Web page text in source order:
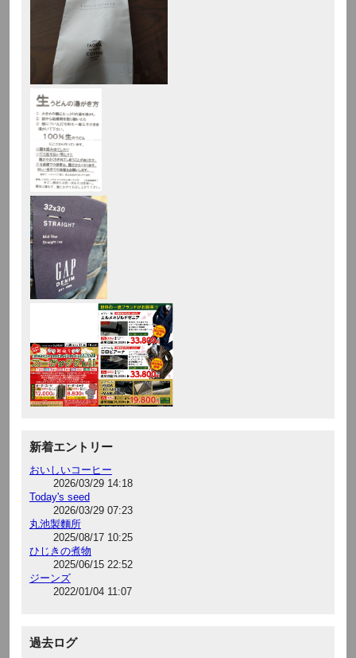
新着エントリー
おいしいコーヒー
2026/03/29 14:18
Today's seed
2026/03/29 07:23
丸池製麵所
2025/08/17 10:25
ひじきの煮物
2025/06/15 22:52
ジーンズ
2022/01/04 11:07
過去ログ